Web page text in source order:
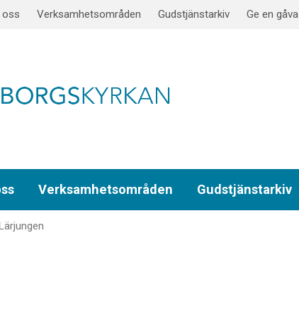
oss Verksamhetsområden Gudstjänstarkiv Ge en gåva
Verksamhetsområden Gudstjänstarkiv